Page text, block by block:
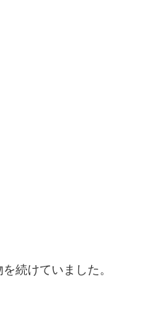
続けていました。